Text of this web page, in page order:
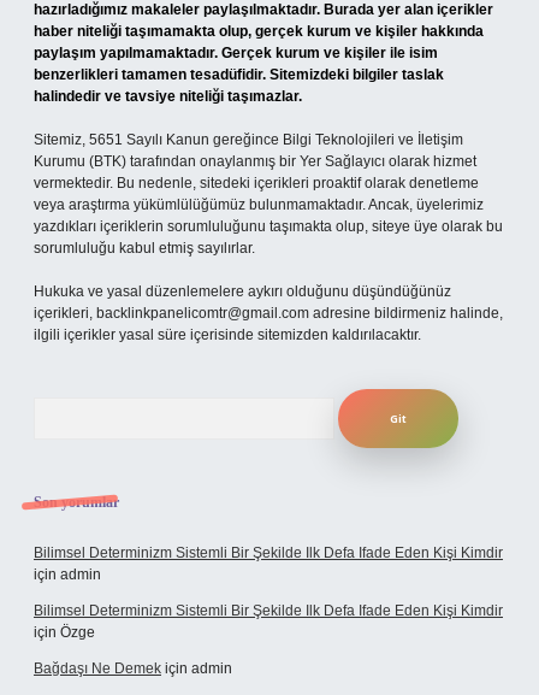
hazırladığımız makaleler paylaşılmaktadır. Burada yer alan içerikler
haber niteliği taşımamakta olup, gerçek kurum ve kişiler hakkında
paylaşım yapılmamaktadır. Gerçek kurum ve kişiler ile isim
benzerlikleri tamamen tesadüfidir. Sitemizdeki bilgiler taslak
halindedir ve tavsiye niteliği taşımazlar.
Sitemiz, 5651 Sayılı Kanun gereğince Bilgi Teknolojileri ve İletişim
Kurumu (BTK) tarafından onaylanmış bir Yer Sağlayıcı olarak hizmet
vermektedir. Bu nedenle, sitedeki içerikleri proaktif olarak denetleme
veya araştırma yükümlülüğümüz bulunmamaktadır. Ancak, üyelerimiz
yazdıkları içeriklerin sorumluluğunu taşımakta olup, siteye üye olarak bu
sorumluluğu kabul etmiş sayılırlar.
Hukuka ve yasal düzenlemelere aykırı olduğunu düşündüğünüz
içerikleri, backlinkpanelicomtr@gmail.com adresine bildirmeniz halinde,
ilgili içerikler yasal süre içerisinde sitemizden kaldırılacaktır.
Son yorumlar
Bilimsel Determinizm Sistemli Bir Şekilde Ilk Defa Ifade Eden Kişi Kimdir
için admin
Bilimsel Determinizm Sistemli Bir Şekilde Ilk Defa Ifade Eden Kişi Kimdir
için Özge
Bağdaşı Ne Demek için admin